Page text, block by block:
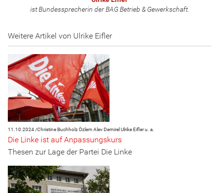
ist Bundessprecherin der BAG Betrieb & Gewerkschaft.
Weitere Artikel von Ulrike Eifler
11.10.2024 /Christine BuchholzÖzlem Alev Demirel Ulrike Eifleru. a.
Die Linke ist auf Anpassungskurs
Thesen zur Lage der Partei Die Linke